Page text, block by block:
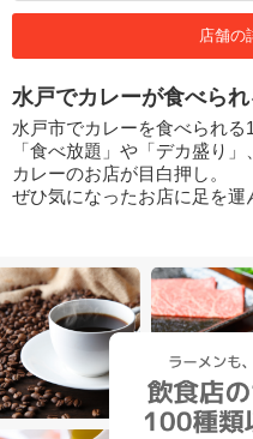
店舗の
水戸でカレーが食べら
水戸市でカレーを食べられる
「食べ放題」や「デカ盛り
カレーのお店が目白押し。
ぜひ気になったお店に足を運